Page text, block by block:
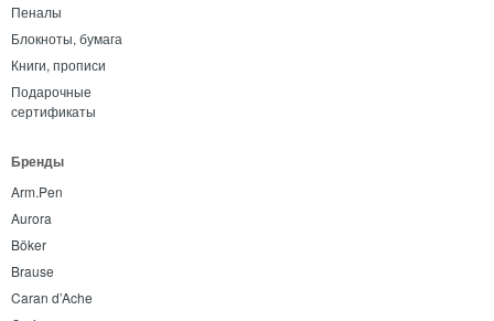
Пеналы
Блокноты, бумага
Книги, прописи
Подарочные
сертификаты
Бренды
Arm.Pen
Aurora
Böker
Brause
Caran d’Ache